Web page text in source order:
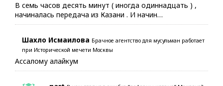
В семь часов десять минут ( иногда одиннадцать ) ,
начиналась передача из Казани . И начин…
Шахло Исмаилова Брачное агентство для мусульман работает
при Исторической мечети Москвы
Ассалому алайкум